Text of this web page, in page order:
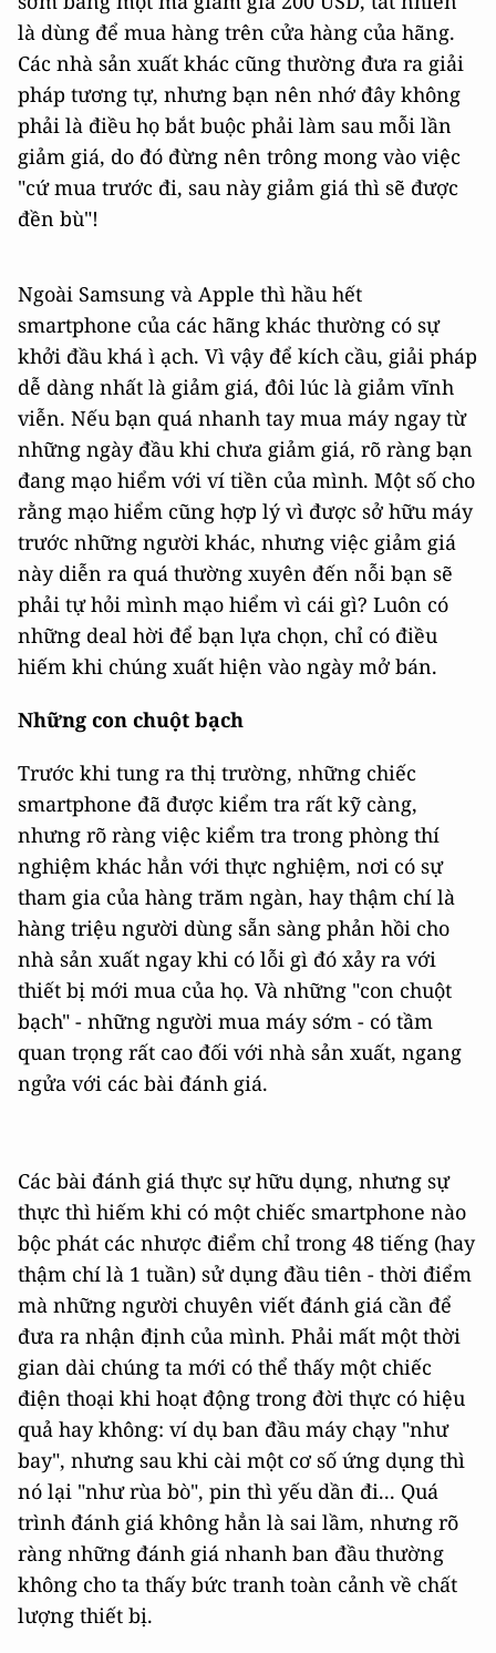
là dùng để mua hàng trên cửa hàng của hãng.
Các nhà sản xuất khác cũng thường đưa ra giải
pháp tương tự, nhưng bạn nên nhớ đây không
phải là điều họ bắt buộc phải làm sau mỗi lần
giảm giá, do đó đừng nên trông mong vào việc
"cứ mua trước đi, sau này giảm giá thì sẽ được
đền bù"!
Ngoài Samsung và Apple thì hầu hết
smartphone của các hãng khác thường có sự
khởi đầu khá ì ạch. Vì vậy để kích cầu, giải pháp
dễ dàng nhất là giảm giá, đôi lúc là giảm vĩnh
viễn. Nếu bạn quá nhanh tay mua máy ngay từ
những ngày đầu khi chưa giảm giá, rõ ràng bạn
đang mạo hiểm với ví tiền của mình. Một số cho
rằng mạo hiểm cũng hợp lý vì được sở hữu máy
trước những người khác, nhưng việc giảm giá
này diễn ra quá thường xuyên đến nỗi bạn sẽ
phải tự hỏi mình mạo hiểm vì cái gì? Luôn có
những deal hời để bạn lựa chọn, chỉ có điều
hiếm khi chúng xuất hiện vào ngày mở bán.
Những con chuột bạch
Trước khi tung ra thị trường, những chiếc
smartphone đã được kiểm tra rất kỹ càng,
nhưng rõ ràng việc kiểm tra trong phòng thí
nghiệm khác hẳn với thực nghiệm, nơi có sự
tham gia của hàng trăm ngàn, hay thậm chí là
hàng triệu người dùng sẵn sàng phản hồi cho
nhà sản xuất ngay khi có lỗi gì đó xảy ra với
thiết bị mới mua của họ. Và những "con chuột
bạch" - những người mua máy sớm - có tầm
quan trọng rất cao đối với nhà sản xuất, ngang
ngửa với các bài đánh giá.
Các bài đánh giá thực sự hữu dụng, nhưng sự
thực thì hiếm khi có một chiếc smartphone nào
bộc phát các nhược điểm chỉ trong 48 tiếng (hay
thậm chí là 1 tuần) sử dụng đầu tiên - thời điểm
mà những người chuyên viết đánh giá cần để
đưa ra nhận định của mình. Phải mất một thời
gian dài chúng ta mới có thể thấy một chiếc
điện thoại khi hoạt động trong đời thực có hiệu
quả hay không: ví dụ ban đầu máy chạy "như
bay", nhưng sau khi cài một cơ số ứng dụng thì
nó lại "như rùa bò", pin thì yếu dần đi... Quá
trình đánh giá không hẳn là sai lầm, nhưng rõ
ràng những đánh giá nhanh ban đầu thường
không cho ta thấy bức tranh toàn cảnh về chất
lượng thiết bị.